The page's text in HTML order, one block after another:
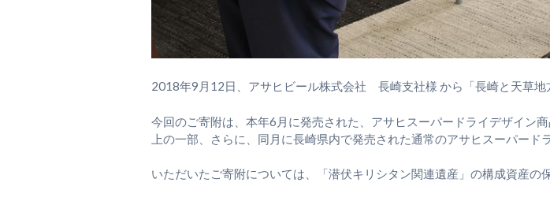
2018年9 月12日、アサヒビール株式会社 長崎支社様 から「長崎と天草地
今回のご寄附は、本年6月に発売された、アサヒスーパードライデザイン
上の一部、さらに、同月に長崎県内で発売された通常のアサヒスーパード
いただいたご寄附については、「潜伏キリシタン関連遺産」の構成資産の